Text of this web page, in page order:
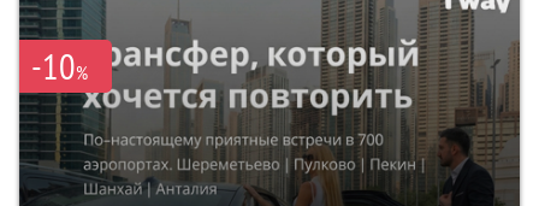
-10%